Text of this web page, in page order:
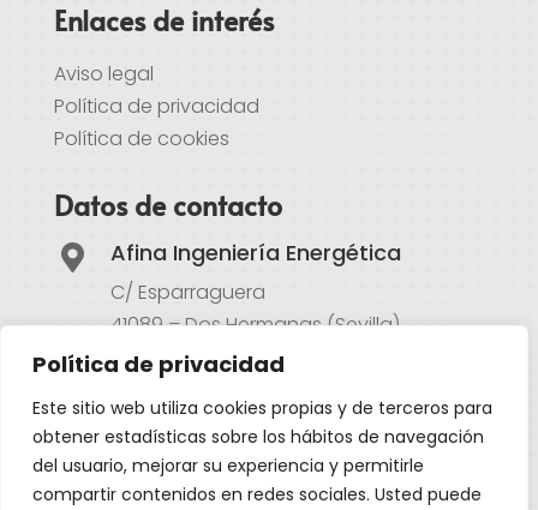
Política de privacidad
Este sitio web utiliza cookies propias y de terceros para
obtener estadísticas sobre los hábitos de navegación
del usuario, mejorar su experiencia y permitirle
compartir contenidos en redes sociales. Usted puede
Enlaces de interés
Aviso legal
Política de privacidad
Política de cookies
Datos de contacto
 Afina Ingeniería Energética
C/ Esparraguera
41089 – Dos Hermanas (Sevilla)
Atención al cliente
954 497 701
620 667 251